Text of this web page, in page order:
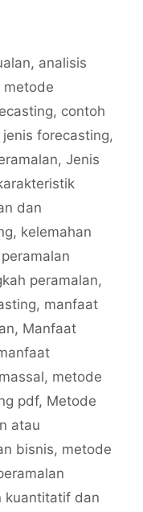
, analisis
metode
, contoh
jenis forecasting,
, Jenis
dan
, kelemahan
peramalan,
, manfaat
, Manfaat
, metode
pdf, Metode
atau
bisnis, metode
kuantitatif dan